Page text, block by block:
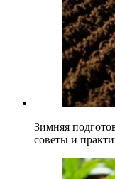
Зимняя
советы и